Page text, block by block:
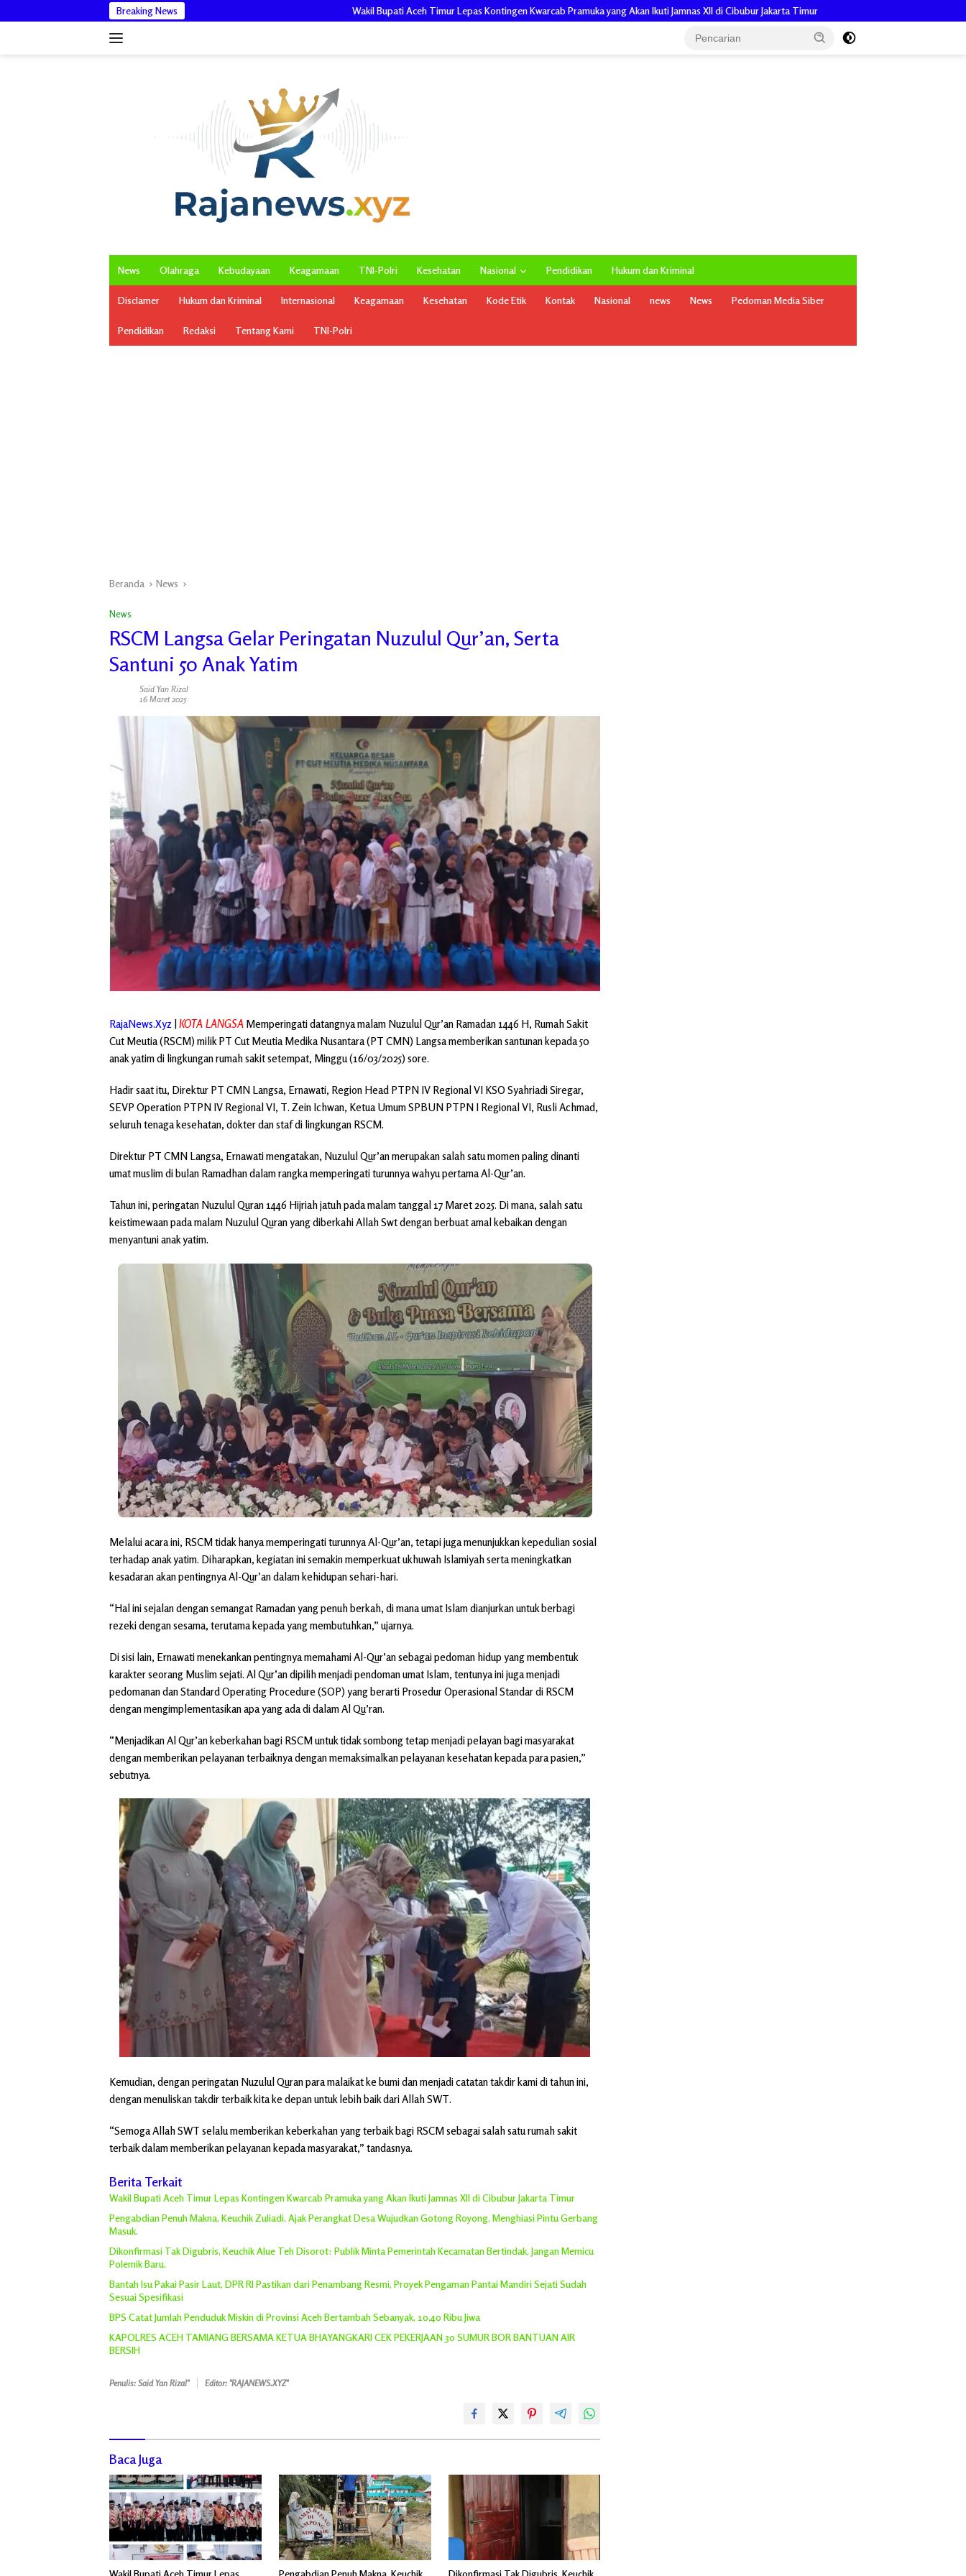
ke
Breaking News Wakil Bupati Aceh Timur Lepas Kontingen Kwarcab Pramuka yang Akan Ikuti Jamnas XII di Cibubur Jakarta Timur Pengabdian Penuh Makna, Keuchik Zuliadi, Ajak
News Olahraga Kebudayaan Keagamaan TNI-Polri Kesehatan Nasional Pendidikan Hukum dan Kriminal
Disclamer Hukum dan Kriminal Internasional Keagamaan Kesehatan Kode Etik Kontak Nasional news News Pedoman Media Siber
Pendidikan Redaksi Tentang Kami TNI-Polri
Beranda News
News
RSCM Langsa Gelar Peringatan Nuzulul Qur’an, Serta
Santuni 50 Anak Yatim
Said Yan Rizal
16 Maret 2025
RajaNews.Xyz |KOTA LANGSA Memperingati datangnya malam Nuzulul Qur’an Ramadan 1446 H, Rumah Sakit
Cut Meutia (RSCM) milik PT Cut Meutia Medika Nusantara (PT CMN) Langsa memberikan santunan kepada 50
anak yatim di lingkungan rumah sakit setempat, Minggu (16/03/2025) sore.
Hadir saat itu, Direktur PT CMN Langsa, Ernawati, Region Head PTPN IV Regional VI KSO Syahriadi Siregar,
SEVP Operation PTPN IV Regional VI, T. Zein Ichwan, Ketua Umum SPBUN PTPN I Regional VI, Rusli Achmad,
seluruh tenaga kesehatan, dokter dan staf di lingkungan RSCM.
Direktur PT CMN Langsa, Ernawati mengatakan, Nuzulul Qur’an merupakan salah satu momen paling dinanti
umat muslim di bulan Ramadhan dalam rangka memperingati turunnya wahyu pertama Al-Qur’an.
Tahun ini, peringatan Nuzulul Quran 1446 Hijriah jatuh pada malam tanggal 17 Maret 2025. Di mana, salah satu
keistimewaan pada malam Nuzulul Quran yang diberkahi Allah Swt dengan berbuat amal kebaikan dengan
menyantuni anak yatim.
Melalui acara ini, RSCM tidak hanya memperingati turunnya Al-Qur’an, tetapi juga menunjukkan kepedulian sosial
terhadap anak yatim. Diharapkan, kegiatan ini semakin memperkuat ukhuwah Islamiyah serta meningkatkan
kesadaran akan pentingnya Al-Qur’an dalam kehidupan sehari-hari.
“Hal ini sejalan dengan semangat Ramadan yang penuh berkah, di mana umat Islam dianjurkan untuk berbagi
rezeki dengan sesama, terutama kepada yang membutuhkan,” ujarnya.
Di sisi lain, Ernawati menekankan pentingnya memahami Al-Qur’an sebagai pedoman hidup yang membentuk
karakter seorang Muslim sejati. Al Qur’an dipilih menjadi pendoman umat Islam, tentunya ini juga menjadi
pedomanan dan Standard Operating Procedure (SOP) yang berarti Prosedur Operasional Standar di RSCM
dengan mengimplementasikan apa yang ada di dalam Al Qu’ran.
“Menjadikan Al Qur’an keberkahan bagi RSCM untuk tidak sombong tetap menjadi pelayan bagi masyarakat
dengan memberikan pelayanan terbaiknya dengan memaksimalkan pelayanan kesehatan kepada para pasien,”
sebutnya.
Kemudian, dengan peringatan Nuzulul Quran para malaikat ke bumi dan menjadi catatan takdir kami di tahun ini,
dengan menuliskan takdir terbaik kita ke depan untuk lebih baik dari Allah SWT.
“Semoga Allah SWT selalu memberikan keberkahan yang terbaik bagi RSCM sebagai salah satu rumah sakit
terbaik dalam memberikan pelayanan kepada masyarakat,” tandasnya.
Berita Terkait
Wakil Bupati Aceh Timur Lepas Kontingen Kwarcab Pramuka yang Akan Ikuti Jamnas XII di Cibubur Jakarta Timur
Pengabdian Penuh Makna, Keuchik Zuliadi, Ajak Perangkat Desa Wujudkan Gotong Royong, Menghiasi Pintu Gerbang
Masuk.
Dikonfirmasi Tak Digubris, Keuchik Alue Teh Disorot: Publik Minta Pemerintah Kecamatan Bertindak, Jangan Memicu
Polemik Baru.
Bantah Isu Pakai Pasir Laut, DPR RI Pastikan dari Penambang Resmi, Proyek Pengaman Pantai Mandiri Sejati Sudah
Sesuai Spesifikasi
BPS Catat Jumlah Penduduk Miskin di Provinsi Aceh Bertambah Sebanyak, 10,40 Ribu Jiwa
KAPOLRES ACEH TAMIANG BERSAMA KETUA BHAYANGKARI CEK PEKERJAAN 30 SUMUR BOR BANTUAN AIR
BERSIH
Penulis: Said Yan Rizal" Editor: "RAJANEWS.XYZ"
Baca Juga
Wakil Bupati Aceh Timur Lepas Pengabdian Penuh Makna, Keuchik Dikonfirmasi Tak Digubris, Keuchik